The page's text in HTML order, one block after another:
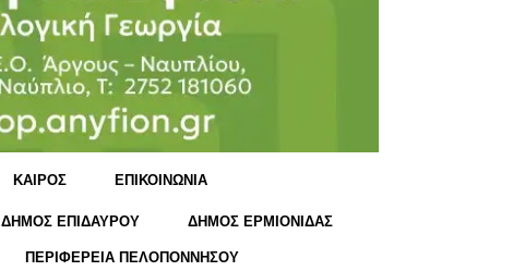
KΑΙΡΟΣ ΕΠΙΚΟΙΝΩΝΙΑ
ΔΗΜΟΣ ΕΠΙΔΑΥΡΟΥ ΔΗΜΟΣ ΕΡΜΙΟΝΙΔΑΣ
ΠΕΡΙΦΕΡΕΙΑ ΠΕΛΟΠΟΝΝΗΣΟΥ